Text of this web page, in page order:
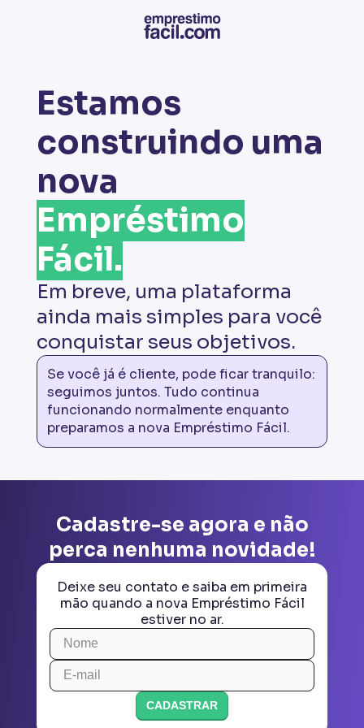
Estamos
construindo uma
nova
Empréstimo
Fácil.
Em breve, uma plataforma
ainda mais simples para você
conquistar seus objetivos.
Se você já é cliente, pode ficar tranquilo:
seguimos juntos. Tudo continua
funcionando normalmente enquanto
preparamos a nova Empréstimo Fácil.
Cadastre-se agora e não
perca nenhuma novidade!
Deixe seu contato e saiba em primeira
mão quando a nova Empréstimo Fácil
estiver no ar.
CADASTRAR